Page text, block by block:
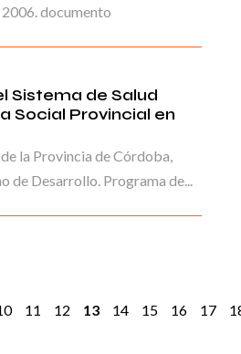
documento
Sistema de Salud
Social Provincial en
la Provincia de Córdoba,
de Desarrollo. Programa de...
11 12 13 14 15 16 17